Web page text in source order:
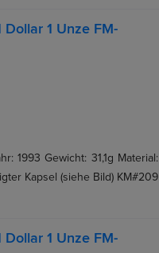
Dollar 1 Unze FM-
1993 Gewicht: 31,1g Material:
Kapsel (siehe Bild) KM#209
Dollar 1 Unze FM-